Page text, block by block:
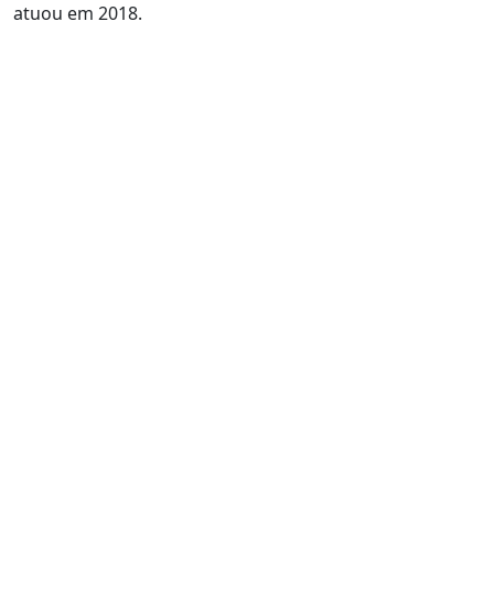
atuou em 2018.